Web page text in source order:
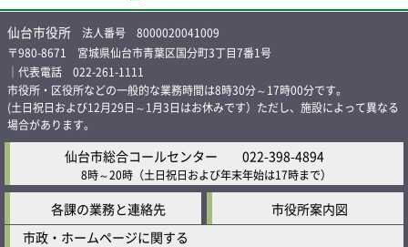
仙台市役所 法人番号 8000020041009
〒980-8671 宮城県仙台市青葉区国分町3丁目7番1号
｜代表電話 022-261-1111
市役所・区役所などの一般的な業務時間は8時30分～17時00分です。
(土日祝日および12月29日～1月3日はお休みです）ただし、施設によって異なる
場合があります。
仙台市総合コールセンター 022-398-4894
8時～20時 （土日祝日および年末年始は17時まで）
各課の業務と連絡先
市役所案内図
市政・ホームページに関する